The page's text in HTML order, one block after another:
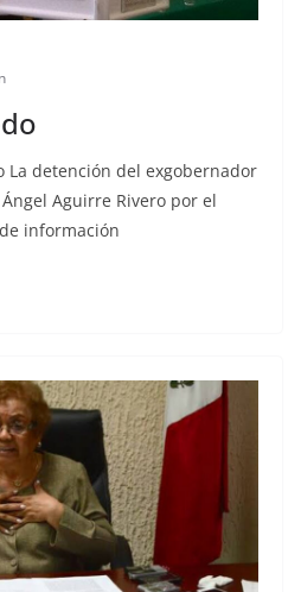
La detención del exgobernador
Aguirre Rivero por el
información